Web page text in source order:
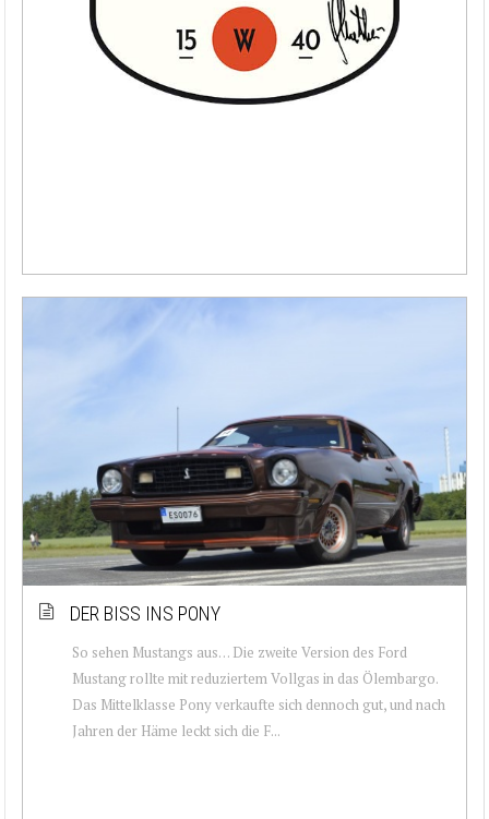
DER BISS INS PONY
So sehen Mustangs aus… Die zweite Version des Ford
Mustang rollte mit reduziertem Vollgas in das Ölembargo.
Das Mittelklasse Pony verkaufte sich dennoch gut, und nach
Jahren der Häme leckt sich die F...